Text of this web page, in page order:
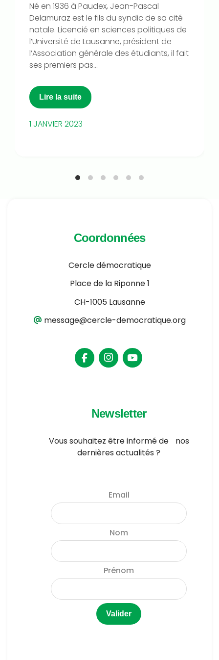
Né en 1936 à Paudex, Jean-Pascal
Delamuraz est le fils du syndic de sa cité
natale. Licencié en sciences politiques de
l’Université de Lausanne, président de
l’Association générale des étudiants, il fait
ses premiers pas...
Lire la suite
1 JANVIER 2023
Coordonnées
Cercle démocratique
Place de la Riponne 1
CH-1005 Lausanne
message@cercle-democratique.org
Newsletter
Vous souhaitez être informé de nos
dernières actualités ?
Email
Nom
Prénom